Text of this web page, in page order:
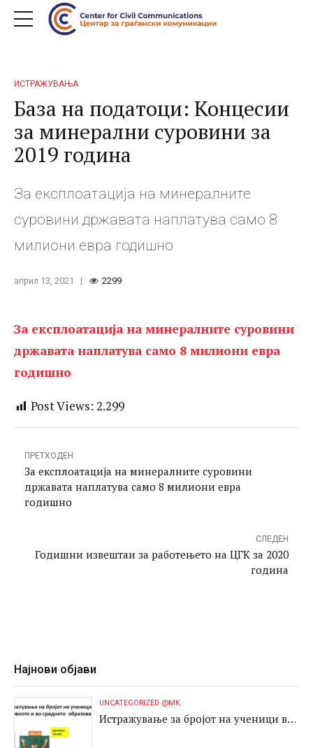
ИСТРАЖУВАЊА
База на податоци: Концесии
за минерални суровини за
2019 година
За експлоатација на минералните
суровини државата наплатува само 8
милиони евра годишно
април 13, 2021 2299
За експлоатација на минералните суровини
државата наплатува само 8 милиони евра
годишно
Post Views: 2.299
ПРЕТХОДЕН
За експлоатација на минералните суровини
државата наплатува само 8 милиони евра
годишно
СЛЕДЕН
Годишни извештаи за работењето на ЦГК за 2020
година
Најнови објави
UNCATEGORIZED @MK
Истражување за бројот на ученици во